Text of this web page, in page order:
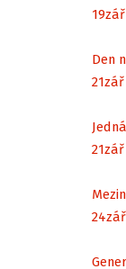
19zář
Den
21zář
21zář
24zář